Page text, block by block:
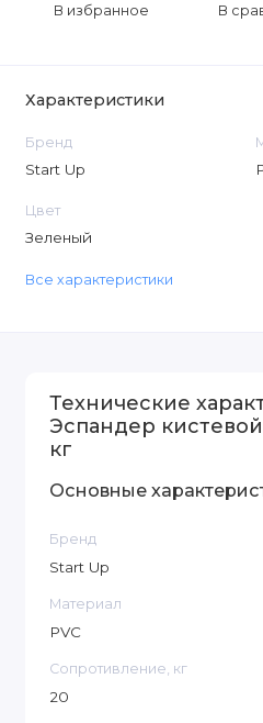
В избранное В
Характеристики
Бренд
Start Up
Цвет
Зеленый
Все характеристики
Технические
Эспандер
кг
Основные
Бренд
Start Up
Материал
PVC
Сопротивление, кг
20